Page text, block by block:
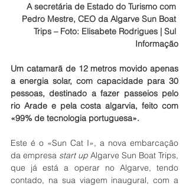
A secretária de Estado do Turismo com
Pedro Mestre, CEO da Algarve Sun Boat
Trips – Foto: Elisabete Rodrigues | Sul
Informação
Um catamarã de 12 metros movido apenas
a energia solar, com capacidade para 30
pessoas, destinado a fazer passeios pelo
rio Arade e pela costa algarvia, feito com
«99% de tecnologia portuguesa».
Este é o «Sun Cat I», a nova embarcação
da empresa start up Algarve Sun Boat Trips,
que já está a operar no Algarve, tendo
contado, na sua viagem inaugural, com a